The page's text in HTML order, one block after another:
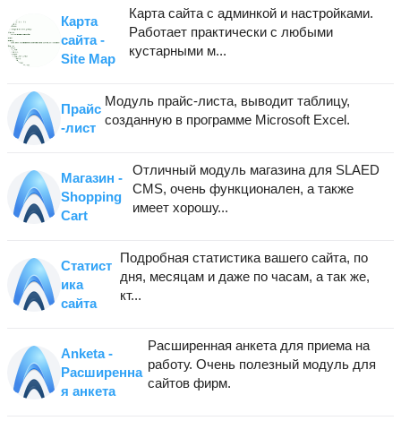
Карта
сайта -
Site Map
Карта сайта с админкой и настройками.
Работает практически с любыми
кустарными м...
Прайс
-лист
Модуль прайс-листа, выводит таблицу,
созданную в программе Microsoft Excel.
Магазин -
Shopping
Cart
Отличный модуль магазина для SLAED
CMS, очень функционален, а также
имеет хорошу...
Статист
ика
сайта
Подробная статистика вашего сайта, по
дня, месяцам и даже по часам, а так же,
кт...
Anketa -
Расширенна
я анкета
Расширенная анкета для приема на
работу. Очень полезный модуль для
сайтов фирм.